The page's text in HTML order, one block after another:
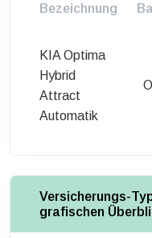
Bezeichnung
KIA Optima
Hybrid
Attract
Automatik
Versicherungs-
grafischen